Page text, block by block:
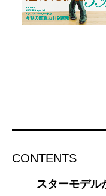
CONTENTS
スターモデル